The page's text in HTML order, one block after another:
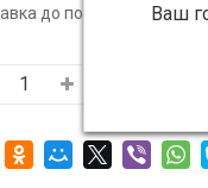
Ваш
до подъезда:
c 08